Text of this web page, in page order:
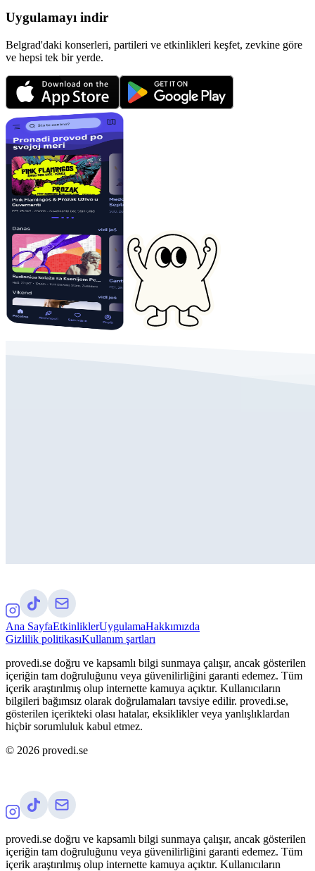
Uygulamayı indir
Belgrad'daki konserleri, partileri ve etkinlikleri keşfet, zevkine göre
ve hepsi tek bir yerde.
Ana SayfaEtkinliklerUygulamaHakkımızda
Gizlilik politikasıKullanım şartları
provedi.se doğru ve kapsamlı bilgi sunmaya çalışır, ancak gösterilen
içeriğin tam doğruluğunu veya güvenilirliğini garanti edemez. Tüm
içerik araştırılmış olup internette kamuya açıktır. Kullanıcıların
bilgileri bağımsız olarak doğrulamaları tavsiye edilir. provedi.se,
gösterilen içerikteki olası hatalar, eksiklikler veya yanlışlıklardan
hiçbir sorumluluk kabul etmez.
© 2026 provedi.se
provedi.se doğru ve kapsamlı bilgi sunmaya çalışır, ancak gösterilen
içeriğin tam doğruluğunu veya güvenilirliğini garanti edemez. Tüm
içerik araştırılmış olup internette kamuya açıktır. Kullanıcıların